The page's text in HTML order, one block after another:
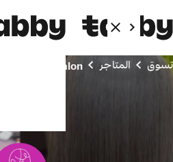
تسوق المتاجر Al riqa ladies salon